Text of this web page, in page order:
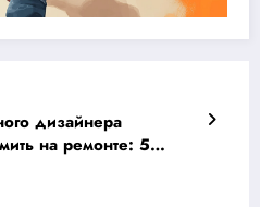
дизайнера
на ремонте: 5